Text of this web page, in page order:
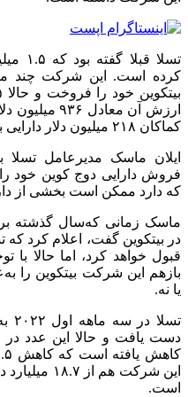
تسلا
ارزش آن
کماکان ۲۱۸ میلیون دلار دارایی بیتکوین در اختیار دارد.
ایلان ماسک مدیرعامل
فروش دارایی دوج کوین خود را
که دارد ممکن است بخشی از
ماسک زمانی که‌سال گذشته
در بیتکوین گفت، اعلام کرد که
قبول خواهد کرد، اما حالا
بازهم این شرکت بیتکوین را
یا نه.
است.